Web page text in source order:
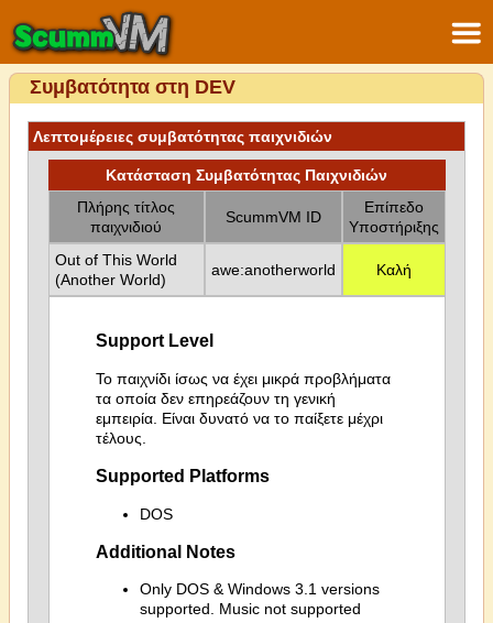
Συμβατότητα στη DEV
Λεπτομέρειες συμβατότητας παιχνιδιών
Κατάσταση Συμβατότητας Παιχνιδιών
Πλήρης τίτλος
παιχνιδιού
ScummVM ID
Επίπεδο
Υποστήριξης
Out of This World
(Another World)
awe:anotherworld Καλή
Support Level
Το παιχνίδι ίσως να έχει μικρά προβλήματα
τα οποία δεν επηρεάζουν τη γενική
εμπειρία. Είναι δυνατό να το παίξετε μέχρι
τέλους.
Supported Platforms
DOS
Additional Notes
Only DOS & Windows 3.1 versions
supported. Music not supported